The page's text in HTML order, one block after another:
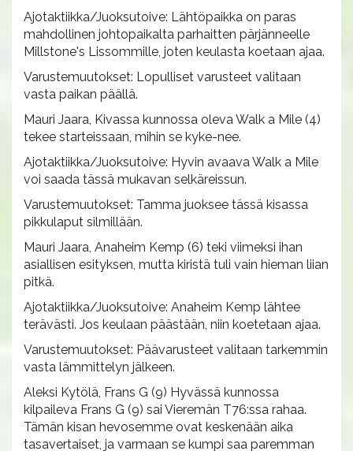
Ajotaktiikka/Juoksutoive: Lähtöpaikka on paras
mahdollinen johtopaikalta parhaitten pärjänneelle
Millstone's Lissommille, joten keulasta koetaan ajaa.
Varustemuutokset: Lopulliset varusteet valitaan
vasta paikan päällä.
Mauri Jaara, Kivassa kunnossa oleva Walk a Mile (4)
tekee starteissaan, mihin se kyke-nee.
Ajotaktiikka/Juoksutoive: Hyvin avaava Walk a Mile
voi saada tässä mukavan selkäreissun.
Varustemuutokset: Tamma juoksee tässä kisassa
pikkulaput silmillään.
Mauri Jaara, Anaheim Kemp (6) teki viimeksi ihan
asiallisen esityksen, mutta kiristä tuli vain hieman liian
pitkä.
Ajotaktiikka/Juoksutoive: Anaheim Kemp lähtee
terävästi. Jos keulaan päästään, niin koetetaan ajaa.
Varustemuutokset: Päävarusteet valitaan tarkemmin
vasta lämmittelyn jälkeen.
Aleksi Kytölä, Frans G (9) Hyvässä kunnossa
kilpaileva Frans G (9) sai Vieremän T76:ssa rahaa.
Tämän kisan hevosemme ovat keskenään aika
tasavertaiset, ja varmaan se kumpi saa paremman